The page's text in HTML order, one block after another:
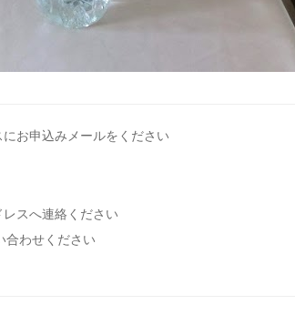
お申込みメールを ください
スへ連絡ください
わせください